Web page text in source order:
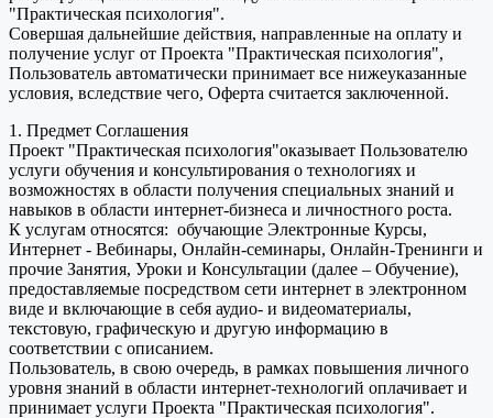
"Практическая психология".
Совершая дальнейшие действия, направленные на оплату и
получение услуг от Проекта "Практическая психология",
Пользователь автоматически принимает все нижеуказанные
условия, вследствие чего, Оферта считается заключенной.
1. Предмет Соглашения
Проект "Практическая психология"оказывает Пользователю
услуги обучения и консультирования о технологиях и
возможностях в области получения специальных знаний и
навыков в области интернет-бизнеса и личностного роста.
К услугам относятся: обучающие Электронные Курсы,
Интернет - Вебинары, Онлайн-семинары, Онлайн-Тренинги и
прочие Занятия, Уроки и Консультации (далее – Обучение),
предоставляемые посредством сети интернет в электронном
виде и включающие в себя аудио- и видеоматериалы,
текстовую, графическую и другую информацию в
соответствии с описанием.
Пользователь, в свою очередь, в рамках повышения личного
уровня знаний в области интернет-технологий оплачивает и
принимает услуги Проекта "Практическая психология".